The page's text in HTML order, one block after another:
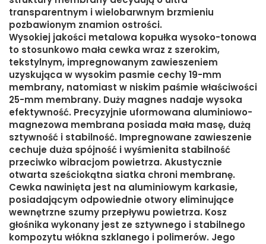
transparentnym i wielobarwnym brzmieniu
pozbawionym znamion ostrości.
Wysokiej jakości metalowa kopułka wysoko-tonowa
to stosunkowo mała cewka wraz z szerokim,
tekstylnym, impregnowanym zawieszeniem
uzyskująca w wysokim pasmie cechy 19-mm
membrany, natomiast w niskim paśmie właściwości
25-mm membrany. Duży magnes nadaje wysoka
efektywność. Precyzyjnie uformowana aluminiowo-
magnezowa membrana posiada mała masę, dużą
sztywność i stabilność. Impregnowane zawieszenie
cechuje duża spójność i wyśmienita stabilność
przeciwko wibracjom powietrza. Akustycznie
otwarta sześciokątna siatka chroni membranę.
Cewka nawinięta jest na aluminiowym karkasie,
posiadającym odpowiednie otwory eliminujące
wewnętrzne szumy przepływu powietrza. Kosz
głośnika wykonany jest ze sztywnego i stabilnego
kompozytu włókna szklanego i polimerów. Jego